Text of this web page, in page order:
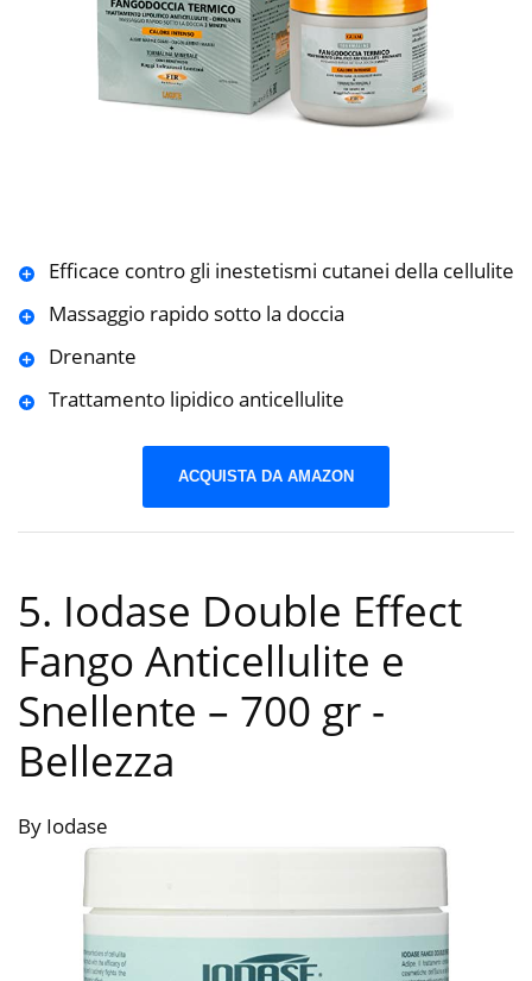
Efficace contro gli inestetismi cutanei della cellulite
Massaggio rapido sotto la doccia
Drenante
Trattamento lipidico anticellulite
ACQUISTA DA AMAZON
5. Iodase Double Effect
Fango Anticellulite e
Snellente – 700 gr -
Bellezza
By Iodase